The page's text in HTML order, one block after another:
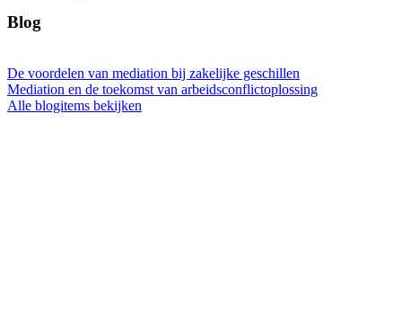
Blog
De voordelen van mediation bij zakelijke geschillen
Mediation en de toekomst van arbeidsconflictoplossing
Alle blogitems bekijken